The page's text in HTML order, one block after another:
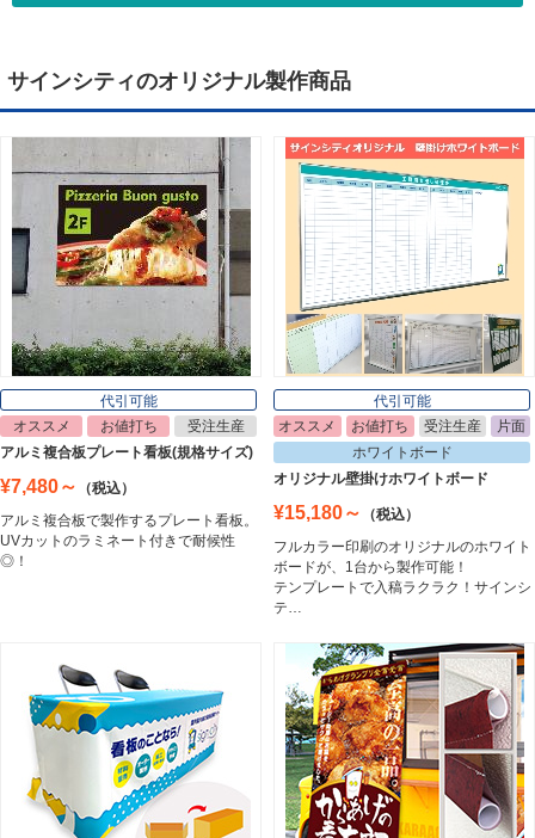
Tapestry
ライトパネル
Light Panel
ポスターフレーム
Poster Frame
イーゼル
Easel
ホワイトボード
White Board
プレート看板
Plate Board
壁面看板
Wall Sign
サインシティのオリジナル製作商品
代引可能
オススメ
お値打ち
受注生産
アルミ複合板プレート看板(規格サイズ)
¥7,480～
（税込）
アルミ複合板で製作するプレート看板。
UVカットのラミネート付きで耐候性
◎！
代引可能
オススメ
お値打ち 受注生産
片面
ホワイトボード
オリジナル壁掛けホワイトボード
¥15,180～
（税込）
フルカラー印刷のオリジナルのホワイト
ボードが、1台から製作可能！
テンプレートで入稿ラクラク！サインシ
テ…